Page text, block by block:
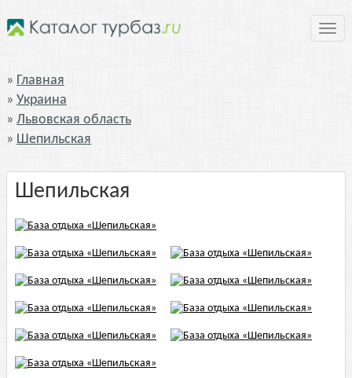
Главная
Украина
Львовская область
Шепильская
Шепильская